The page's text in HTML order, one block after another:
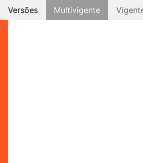
Versões Multivigente